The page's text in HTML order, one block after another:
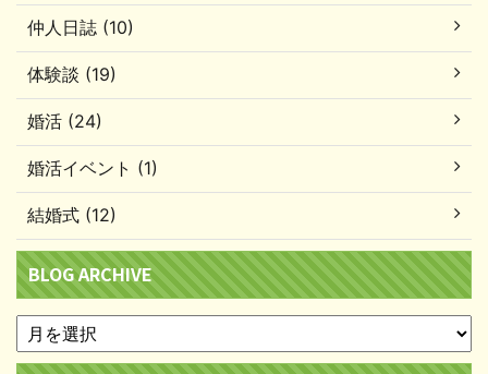
仲人日誌 (10)
体験談 (19)
婚活 (24)
婚活イベント (1)
結婚式 (12)
BLOG ARCHIVE